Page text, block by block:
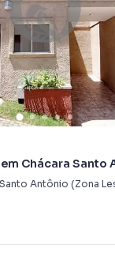
Chácara Santo
Antônio (Zona